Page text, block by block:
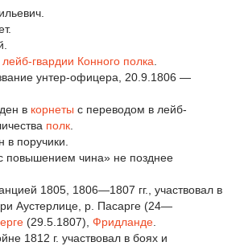
лейб-гвардии Конного полка
унтер-офицера, 20.9.1806 —
в корнеты с переводом в лейб-
полк
в поручики.
повышением чина» не позднее
1805, 1806—1807 гг., участвовал в
Аустерлице, р. Пасарге (24—
(29.5.1807), Фридланде
1812 г. участвовал в боях и